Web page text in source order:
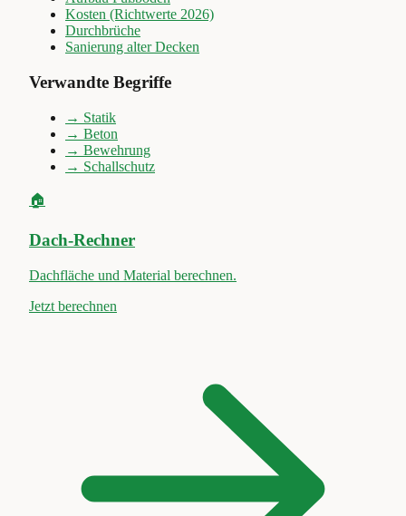
Kosten (Richtwerte 2026)
Durchbrüche
Sanierung alter Decken
Verwandte Begriffe
→ Statik
→ Beton
→ Bewehrung
→ Schallschutz
🏠
Dach-Rechner
Dachfläche und Material berechnen.
Jetzt berechnen